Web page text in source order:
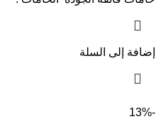
إضافة إلى السلة
-13%